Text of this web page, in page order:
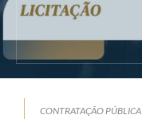
CONTRATAÇÃO PÚBLICA